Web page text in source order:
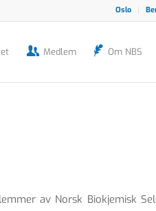
Oslo
Medlem Om NBS
av Norsk Biokjemisk